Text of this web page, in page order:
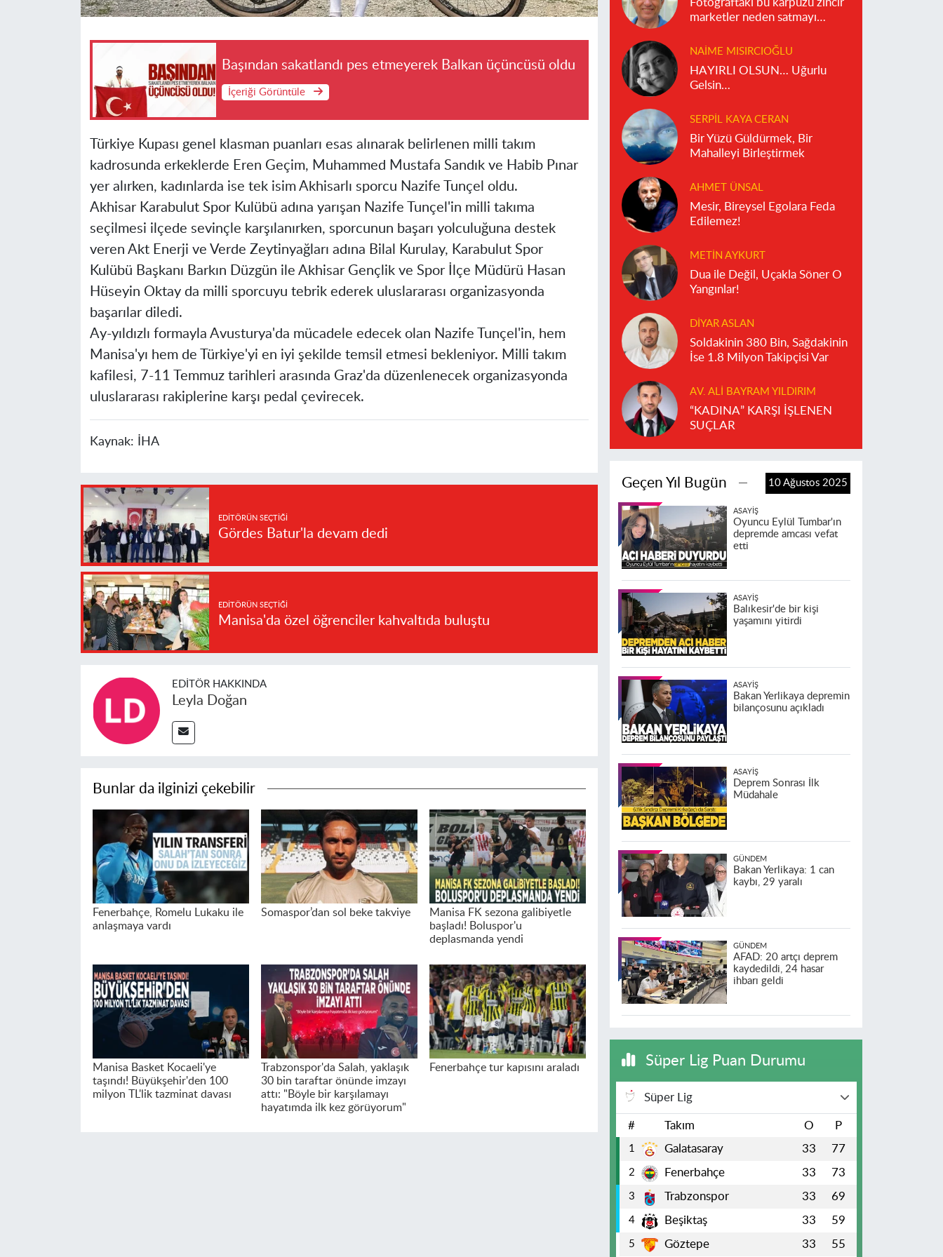
Başından sakatlandı pes etmeyerek Balkan üçüncüsü oldu
İçeriği Görüntüle
Türkiye Kupası genel klasman puanları esas alınarak belirlenen milli takım
kadrosunda erkeklerde Eren Geçim, Muhammed Mustafa Sandık ve Habib Pınar
yer alırken, kadınlarda ise tek isim Akhisarlı sporcu Nazife Tunçel oldu.
Akhisar Karabulut Spor Kulübü adına yarışan Nazife Tunçel'in milli takıma
seçilmesi ilçede sevinçle karşılanırken, sporcunun başarı yolculuğuna destek
veren Akt Enerji ve Verde Zeytinyağları adına Bilal Kurulay, Karabulut Spor
Kulübü Başkanı Barkın Düzgün ile Akhisar Gençlik ve Spor İlçe Müdürü Hasan
Hüseyin Oktay da milli sporcuyu tebrik ederek uluslararası organizasyonda
başarılar diledi.
Ay-yıldızlı formayla Avusturya'da mücadele edecek olan Nazife Tunçel'in, hem
Manisa'yı hem de Türkiye'yi en iyi şekilde temsil etmesi bekleniyor. Milli takım
kafilesi, 7-11 Temmuz tarihleri arasında Graz'da düzenlenecek organizasyonda
uluslararası rakiplerine karşı pedal çevirecek.
Kaynak: İHA
EDITÖRÜN SEÇTIĞI
Gördes Batur'la devam dedi
EDITÖRÜN SEÇTIĞI
Manisa'da özel öğrenciler kahvaltıda buluştu
EDITÖR HAKKINDA
Leyla Doğan
Bunlar da ilginizi çekebilir
Fenerbahçe, Romelu Lukaku ile
anlaşmaya vardı
Somaspor’dan sol beke takviye
Manisa FK sezona galibiyetle
başladı! Boluspor'u
deplasmanda yendi
Manisa Basket Kocaeli'ye
taşındı! Büyükşehir'den 100
milyon TL'lik tazminat davası
Trabzonspor'da Salah, yaklaşık
30 bin taraftar önünde imzayı
attı: "Böyle bir karşılamayı
hayatımda ilk kez görüyorum"
Fenerbahçe tur kapısını araladı
marketler neden satmayı
NAIME MISIRCIOĞLU
HAYIRLI OLSUN… Uğurlu
Gelsin…
SERPIL KAYA CERAN
Bir Yüzü Güldürmek, Bir
Mahalleyi Birleştirmek
AHMET ÜNSAL
Mesir, Bireysel Egolara Feda
Edilemez!
METIN AYKURT
Dua ile Değil, Uçakla Söner O
Yangınlar!
DIYAR ASLAN
Soldakinin 380 Bin, Sağdakinin
İse 1.8 Milyon Takipçisi Var
AV. ALI BAYRAM YILDIRIM
“KADINA” KARŞI İŞLENEN
SUÇLAR
Geçen Yıl Bugün 10 Ağustos 2025
ASAYIŞ
Oyuncu Eylül Tumbar'ın
depremde amcası vefat
etti
ASAYIŞ
Balıkesir'de bir kişi
yaşamını yitirdi
ASAYIŞ
Bakan Yerlikaya depremin
bilançosunu açıkladı
ASAYIŞ
Deprem Sonrası İlk
Müdahale
GÜNDEM
Bakan Yerlikaya: 1 can
kaybı, 29 yaralı
GÜNDEM
AFAD: 20 artçı deprem
kaydedildi, 24 hasar
ihbarı geldi
Süper Lig Puan Durumu
Süper Lig
# Takım O P
1 Galatasaray 33 77
2 Fenerbahçe 33 73
3 Trabzonspor 33 69
4 Beşiktaş 33 59
5 Göztepe 33 55